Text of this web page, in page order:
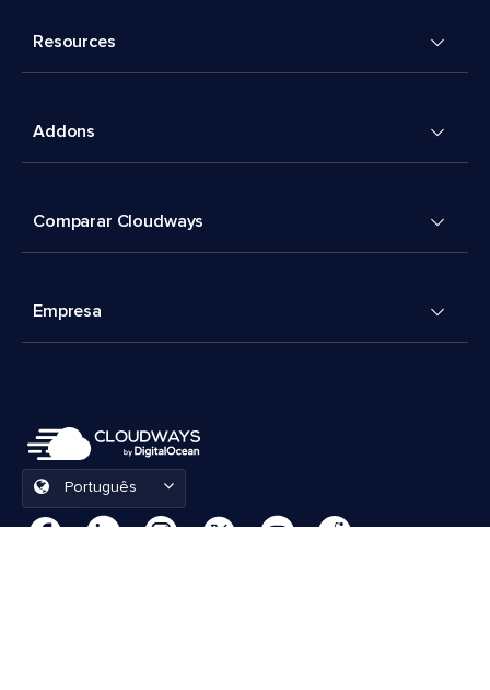
Resources
Addons
Comparar Cloudways
Empresa
Português